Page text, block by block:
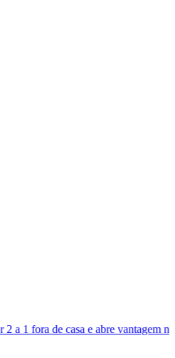
abre vantagem nas quartas